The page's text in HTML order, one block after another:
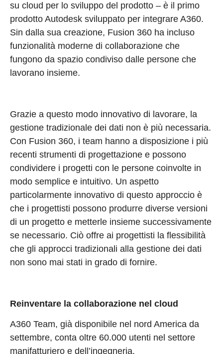
su cloud per lo sviluppo del prodotto – è il primo
prodotto Autodesk sviluppato per integrare A360.
Sin dalla sua creazione, Fusion 360 ha incluso
funzionalità moderne di collaborazione che
fungono da spazio condiviso dalle persone che
lavorano insieme.
Grazie a questo modo innovativo di lavorare, la
gestione tradizionale dei dati non è più necessaria.
Con Fusion 360, i team hanno a disposizione i più
recenti strumenti di progettazione e possono
condividere i progetti con le persone coinvolte in
modo semplice e intuitivo. Un aspetto
particolarmente innovativo di questo approccio è
che i progettisti possono produrre diverse versioni
di un progetto e metterle insieme successivamente
se necessario. Ciò offre ai progettisti la flessibilità
che gli approcci tradizionali alla gestione dei dati
non sono mai stati in grado di fornire.
Reinventare la collaborazione nel cloud
A360 Team, già disponibile nel nord America da
settembre, conta oltre 60.000 utenti nel settore
manifatturiero e dell’ingegneria.